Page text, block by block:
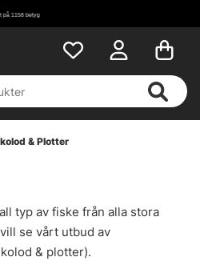
& Plotter
typ av fiske från alla stora
se vårt utbud av
& plotter).